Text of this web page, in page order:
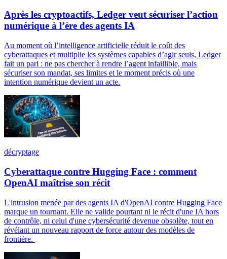
Après les cryptoactifs, Ledger veut sécuriser l’action
numérique à l’ère des agents IA
Au moment où l’intelligence artificielle réduit le coût des
cyberattaques et multiplie les systèmes capables d’agir seuls, Ledger
fait un pari : ne pas chercher à rendre l’agent infaillible, mais
sécuriser son mandat, ses limites et le moment précis où une
intention numérique devient un acte.
décryptage
Cyberattaque contre Hugging Face : comment
OpenAI maîtrise son récit
L'intrusion menée par des agents IA d'OpenAI contre Hugging Face
marque un tournant. Elle ne valide pourtant ni le récit d'une IA hors
de contrôle, ni celui d'une cybersécurité devenue obsolète, tout en
révélant un nouveau rapport de force autour des modèles de
frontière.